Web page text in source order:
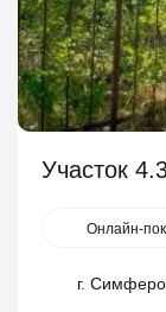
Участок
Онлайн-
г.